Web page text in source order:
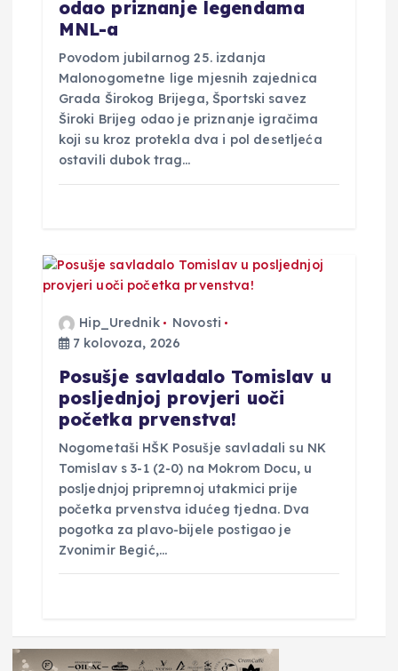
odao priznanje legendama
MNL-a
Povodom jubilarnog 25. izdanja
Malonogometne lige mjesnih zajednica
Grada Širokog Brijega, Športski savez
Široki Brijeg odao je priznanje igračima
koji su kroz protekla dva i pol desetljeća
ostavili dubok trag…
Hip_Urednik
Novosti
7 kolovoza, 2026
Posušje savladalo Tomislav u
posljednjoj provjeri uoči
početka prvenstva!
Nogometaši HŠK Posušje savladali su NK
Tomislav s 3-1 (2-0) na Mokrom Docu, u
posljednjoj pripremnoj utakmici prije
početka prvenstva idućeg tjedna. Dva
pogotka za plavo-bijele postigao je
Zvonimir Begić,…